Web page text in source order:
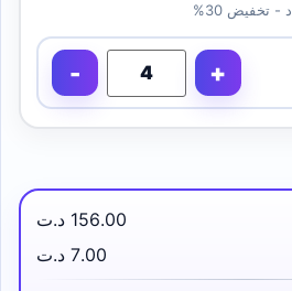
- +
156.00 د.ت
7.00 د.ت